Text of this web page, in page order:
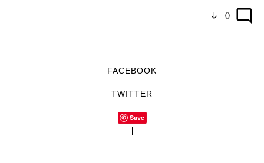
0
FACEBOOK
TWITTER
Save